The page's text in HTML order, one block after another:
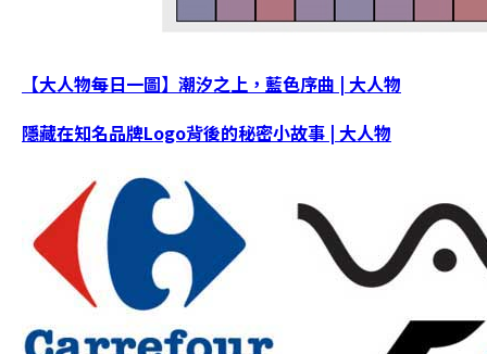
【大人物每日一圖】潮汐之上，藍色序曲 | 大人物
隱藏在知名品牌Logo背後的秘密小故事 | 大人物